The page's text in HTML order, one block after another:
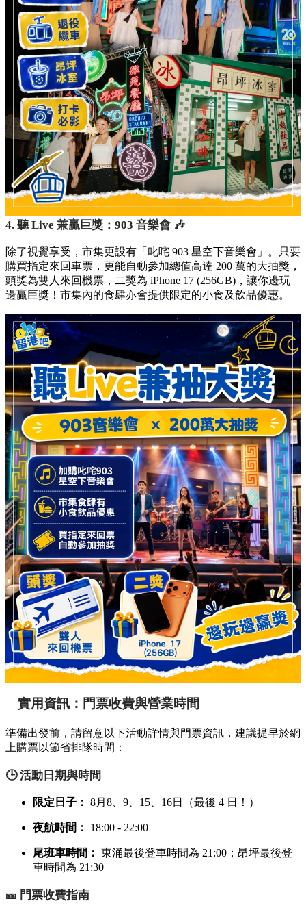
4. 聽 Live 兼贏巨獎：903 音樂會 🎶
除了視覺享受，市集更設有「叱咤 903 星空下音樂會」。只要
購買指定來回車票，更能自動參加總值高達 200 萬的大抽獎，
頭獎為雙人來回機票，二獎為 iPhone 17 (256GB)，讓你邊玩
邊贏巨獎！市集內的食肆亦會提供限定的小食及飲品優惠。
實用資訊：門票收費與營業時間
準備出發前，請留意以下活動詳情與門票資訊，建議提早於網
上購票以節省排隊時間：
🕒 活動日期與時間
限定日子： 8月8、9、15、16日（最後 4 日！）
夜航時間： 18:00 - 22:00
尾班車時間： 東涌最後登車時間為 21:00；昂坪最後登
車時間為 21:30
🎫 門票收費指南